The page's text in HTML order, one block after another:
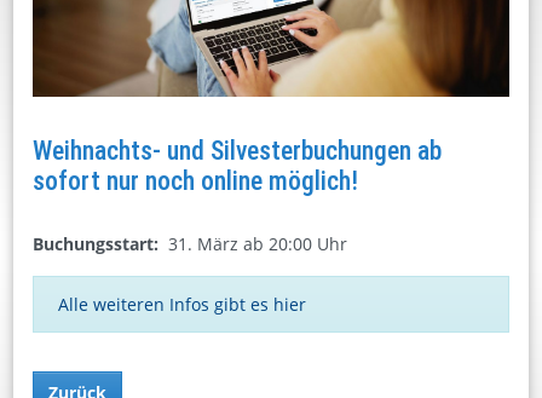
Weihnachts- und Silvesterbuchungen ab
sofort nur noch online möglich!
Buchungsstart: 31. März ab 20:00 Uhr
Alle weiteren Infos gibt es hier
Zurück